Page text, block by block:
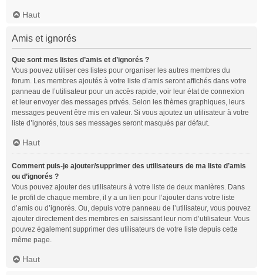
Haut
Amis et ignorés
Que sont mes listes d’amis et d’ignorés ?
Vous pouvez utiliser ces listes pour organiser les autres membres du
forum. Les membres ajoutés à votre liste d’amis seront affichés dans votre
panneau de l’utilisateur pour un accès rapide, voir leur état de connexion
et leur envoyer des messages privés. Selon les thèmes graphiques, leurs
messages peuvent être mis en valeur. Si vous ajoutez un utilisateur à votre
liste d’ignorés, tous ses messages seront masqués par défaut.
Haut
Comment puis-je ajouter/supprimer des utilisateurs de ma liste d’amis
ou d’ignorés ?
Vous pouvez ajouter des utilisateurs à votre liste de deux manières. Dans
le profil de chaque membre, il y a un lien pour l’ajouter dans votre liste
d’amis ou d’ignorés. Ou, depuis votre panneau de l’utilisateur, vous pouvez
ajouter directement des membres en saisissant leur nom d’utilisateur. Vous
pouvez également supprimer des utilisateurs de votre liste depuis cette
même page.
Haut